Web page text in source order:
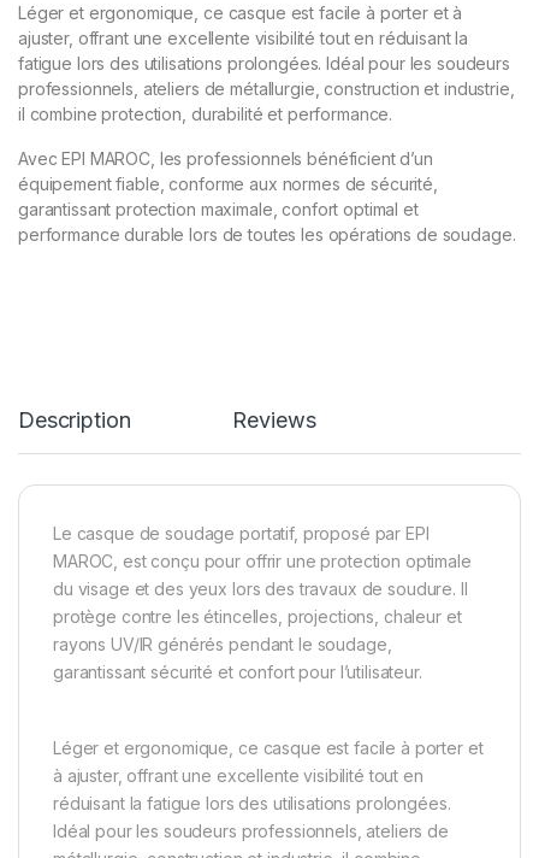
Léger et ergonomique, ce casque est facile à porter et à
ajuster, offrant une excellente visibilité tout en réduisant la
fatigue lors des utilisations prolongées. Idéal pour les soudeurs
professionnels, ateliers de métallurgie, construction et industrie,
il combine protection, durabilité et performance.
Avec EPI MAROC, les professionnels bénéficient d’un
équipement fiable, conforme aux normes de sécurité,
garantissant protection maximale, confort optimal et
performance durable lors de toutes les opérations de soudage.
Description Reviews
Le casque de soudage portatif, proposé par EPI
MAROC, est conçu pour offrir une protection optimale
du visage et des yeux lors des travaux de soudure. Il
protège contre les étincelles, projections, chaleur et
rayons UV/IR générés pendant le soudage,
garantissant sécurité et confort pour l’utilisateur.
Léger et ergonomique, ce casque est facile à porter et
à ajuster, offrant une excellente visibilité tout en
réduisant la fatigue lors des utilisations prolongées.
Idéal pour les soudeurs professionnels, ateliers de